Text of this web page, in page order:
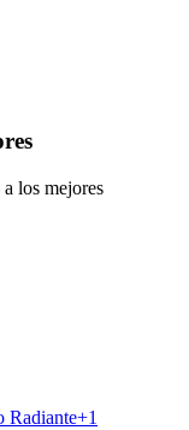
los mejores
Radiante+1